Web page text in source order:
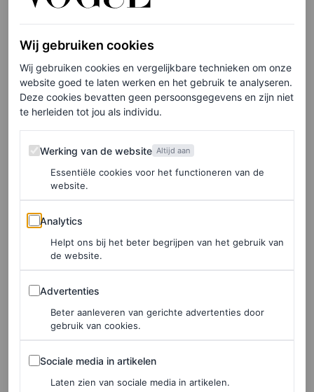
gedurfde pufferjas met bloemenprint
groundbreaking
is. Met haar recentste look bewijst
Hathaway dat haar nieuwe stijl blijft verrassen. Miranda
Priestlywould be proud.
Wij gebruiken cookies
Wij gebruiken cookies en vergelijkbare technieken om onze
website goed te laten werken en het gebruik te analyseren.
Deze cookies bevatten geen persoonsgegevens en zijn niet
te herleiden tot jou als individu.
Werking van de website
Werking van de website Altijd aan
Essentiële cookies voor het functioneren van de
website.
Analytics
Analytics
Helpt ons bij het beter begrijpen van het gebruik van
de website.
Advertenties
Advertenties
Beter aanleveren van gerichte advertenties door
gebruik van cookies.
Sociale media in artikelen
Sociale media in artikelen
Laten zien van sociale media in artikelen.